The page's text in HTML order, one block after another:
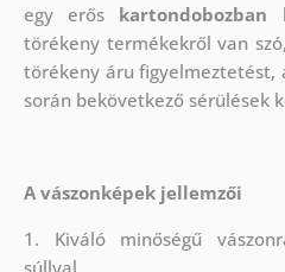
egy erős kartondobozban
törékeny termékekről van
törékeny áru figyelmeztetést,
során bekövetkező sérülések
A vászonképek jellemzői
1. Kiváló minőségű